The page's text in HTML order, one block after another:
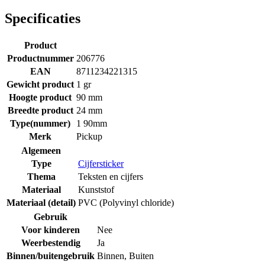
Specificaties
Product
Productnummer 206776
EAN
8711234221315
Gewicht product 1 gr
Hoogte product 90 mm
Breedte product 24 mm
Type(nummer)
1 90mm
Merk
Pickup
Algemeen
Type
Cijfersticker
Thema
Teksten en cijfers
Materiaal
Kunststof
Materiaal (detail) PVC (Polyvinyl chloride)
Gebruik
Voor kinderen
Nee
Weerbestendig
Ja
Binnen/buitengebruik Binnen, Buiten